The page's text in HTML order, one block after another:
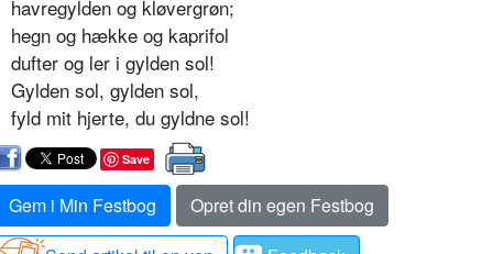
havregylden og kløvergrøn;
hegn og hække og kaprifol
dufter og ler i gylden sol!
Gylden sol, gylden sol,
fyld mit hjerte, du gyldne sol!
Save
Gem i Min Festbog
Opret din egen Festbog